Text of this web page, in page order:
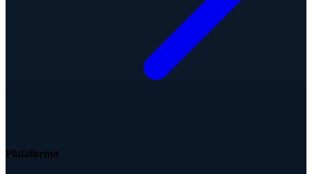
Plataforma